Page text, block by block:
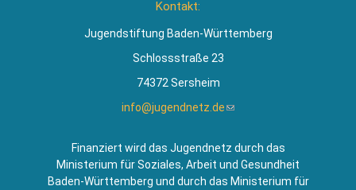
Kontakt:
Jugendstiftung Baden-Württemberg
Schlossstraße 23
74372 Sersheim
info@jugendnetz.de(Link
Mail)
Finanziert wird das Jugendnetz durch das
Ministerium für Soziales, Arbeit und Gesundheit
Baden-Württemberg und durch das Ministerium für